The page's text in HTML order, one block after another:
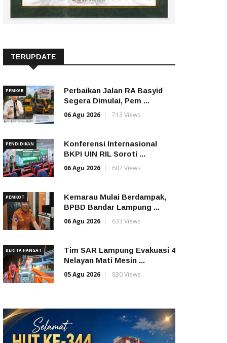
TERUPDATE
PEMKAB
Perbaikan Jalan RA Basyid
Segera Dimulai, Pem ...
06 Agu 2026
713 Views
PENDIDIKAN
Konferensi Internasional
BKPI UIN RIL Soroti ...
06 Agu 2026
602 Views
PEMKOT
Kemarau Mulai Berdampak,
BPBD Bandar Lampung ...
06 Agu 2026
633 Views
BERITA HANGAT
Tim SAR Lampung Evakuasi 4
Nelayan Mati Mesin ...
05 Agu 2026
830 Views